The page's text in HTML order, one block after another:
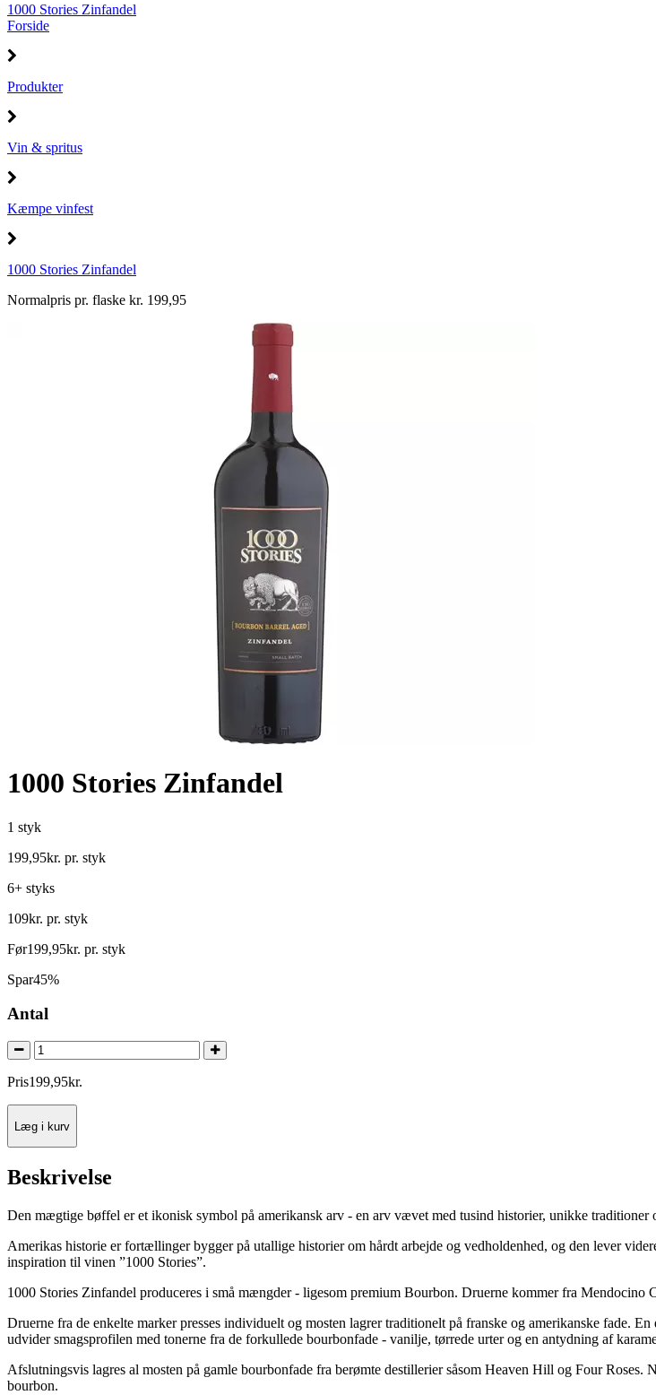
1000 Stories Zinfandel
Forside
Produkter
Vin & spritus
Kæmpe vinfest
1000 Stories Zinfandel
Normalpris pr. flaske kr. 199,95
1000 Stories Zinfandel
1 styk
199,95kr. pr. styk
6+ styks
109kr. pr. styk
Før199,95kr. pr. styk
Spar45%
Antal
Pris199,95kr.
Læg i kurv
Beskrivelse
Den mægtige bøffel er et ikonisk symbol på amerikansk arv - en arv vævet med tusind historier, unikke traditioner
Amerikas historie er fortællinger bygger på utallige historier om hårdt arbejde og vedholdenhed, og den lever
inspiration til vinen ”1000 Stories”.
1000 Stories Zinfandel produceres i små mængder - ligesom premium Bourbon. Druerne kommer fra Mendocino
Druerne fra de enkelte marker presses individuelt og mosten lagrer traditionelt på franske og amerikanske fade.
udvider smagsprofilen med tonerne fra de forkullede bourbonfade - vanilje, tørrede urter og en antydning af
Afslutningsvis lagres al mosten på gamle bourbonfade fra berømte destillerier såsom Heaven Hill og Four
bourbon.